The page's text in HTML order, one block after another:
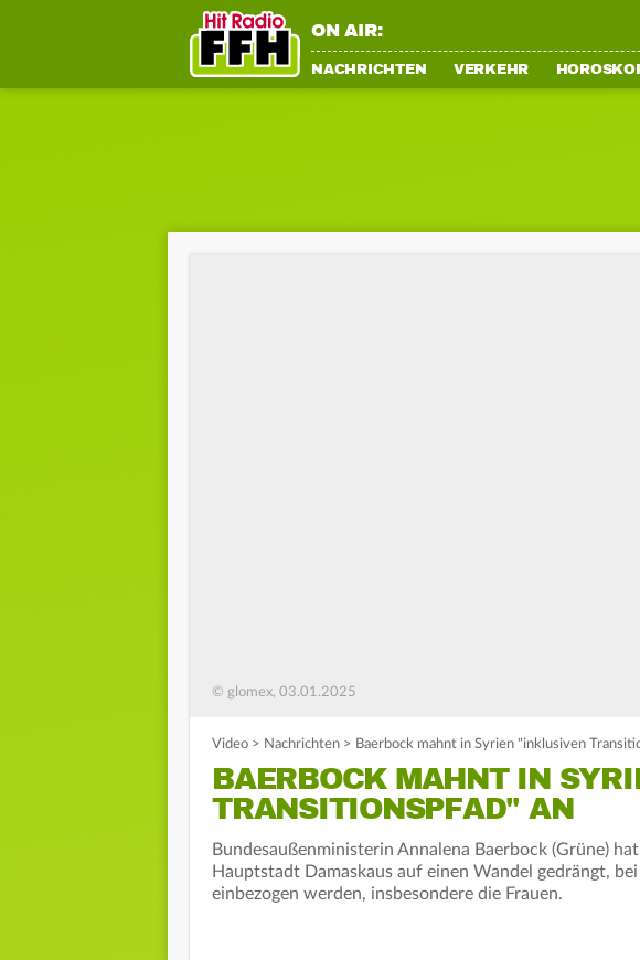
ON AIR:
NACHRICHTEN VERKEHR
© glomex, 03.01.2025
Video > Nachrichten > Baerbock mahnt in Syrien "inklusiven
BAERBOCK MAHNT IN
TRANSITIONSPFAD" AN
Bundesaußenministerin Annalena Baerbock (Grüne)
Hauptstadt Damaskaus auf einen Wandel gedrängt,
einbezogen werden, insbesondere die Frauen.